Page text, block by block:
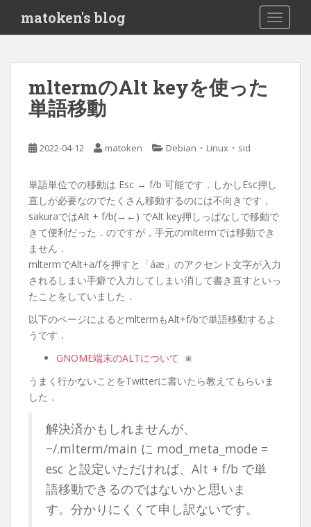
i
matoken's blog
mltermのAlt keyを使った
単語移動
2022-04-12 matoken Debian ・ Linux ・ sid
単語単位での移動は Esc → f/b 可能です．しかしEsc押し
直しが必要なのでたくさん移動するのには不向きです，
sakuraではAlt + f/b(→←) でAlt key押しっぱなしで移動で
きて便利だった．のですが，手元のmltermでは移動でき
ません．
mltermでAlt+a/fを押すと「áæ」のアクセント文字が入力
されるしまい手癖で入力してしまい消して書き直すといっ
たことをしていました．
以下のページによるとmltermもAlt+f/bで単語移動するよ
うです．
GNOME端末のALTについて
うまく行かないことをTwitterに書いたら教えてもらいま
した．
解決済かもしれませんが、
~/.mlterm/main に mod_meta_mode =
esc と設定いただければ、Alt + f/b で単
語移動できるのではないかと思いま
す。分かりにくくて申し訳ないです。